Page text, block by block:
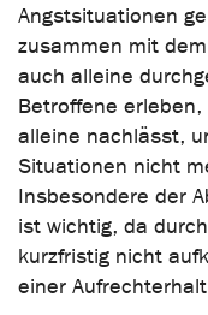
Angstsituationen
zusammen mit
auch alleine
Betroffene
alleine nachlässt,
Situationen nicht
Insbesondere der
ist wichtig, da
kurzfristig nicht
einer